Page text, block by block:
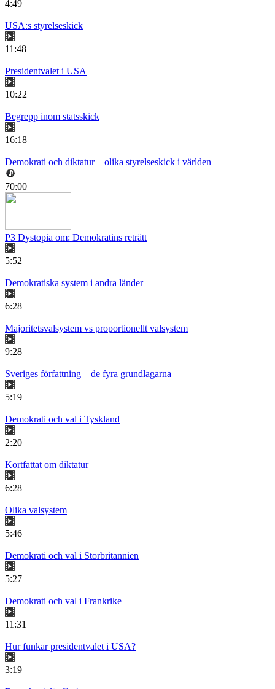
4:49
USA:s styrelseskick
11:48
Presidentvalet i USA
10:22
Begrepp inom statsskick
16:18
Demokrati och diktatur – olika styrelseskick i världen
70:00
P3 Dystopia om: Demokratins reträtt
5:52
Demokratiska system i andra länder
6:28
Majoritetsvalsystem vs proportionellt valsystem
9:28
Sveriges författning – de fyra grundlagarna
5:19
Demokrati och val i Tyskland
2:20
Kortfattat om diktatur
6:28
Olika valsystem
5:46
Demokrati och val i Storbritannien
5:27
Demokrati och val i Frankrike
11:31
Hur funkar presidentvalet i USA?
3:19